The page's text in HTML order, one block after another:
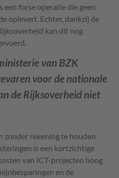
forse operatie die geen
oplevert. Echter, dankzij de
kan dit nog
van BZK
voor de nationale
de Rijksoverheid niet
zonder rekening te houden
is een kortzichtige
van ICT-projecten hoog
en de